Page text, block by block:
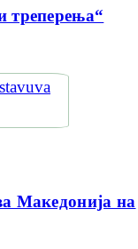
треперења“
Македонија на